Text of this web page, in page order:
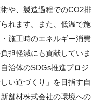
や、製造過程でのCO2排
れます。また、低温で施
施工時のエネルギー消費
担軽減にも貢献していま
治体のSDGs推進プロジ
い道づくり」を目指す自
舗材株式会社の環境への